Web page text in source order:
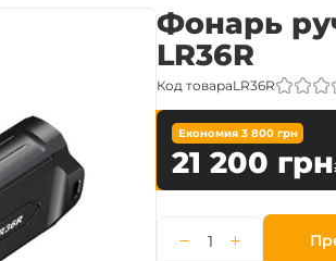
Фонарь
LR36R
Код товараLR36R
Економия 3 800грн
21 200 грн